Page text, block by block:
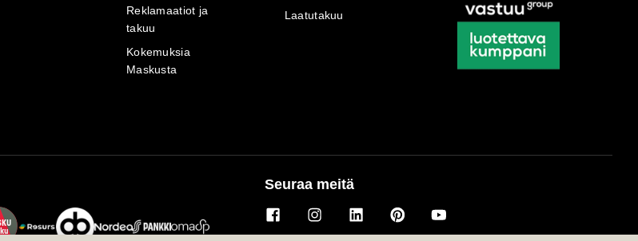
Reklamaatiot ja
takuu
Kokemuksia
Maskusta
Laatutakuu
ku
Seuraa meitä